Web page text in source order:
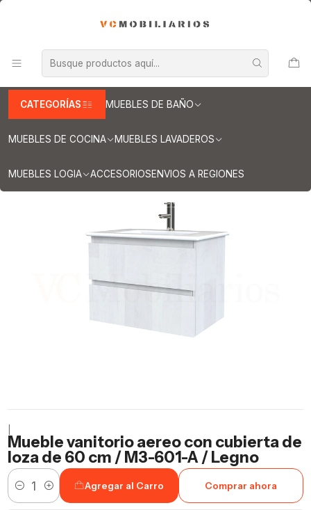
CATEGORÍAS MUEBLES DE BAÑO
MUEBLES DE COCINA MUEBLES LAVADEROS
MUEBLES LOGIA ACCESORIOSENVIOS A REGIONES
Muebles vanitorio aereo - simple
Mueble vanitorios aereo - simple de loza
Muebles vanitorios aereo simple de loza / 60 cm
Mueble vanitorio aereo con cubierta de loza de 60 cm / M3-601-A
Mueble vanitorio aereo con cubierta de
loza de 60 cm / M3-601-A / Legno
Cantidad
Agregar al Carro Comprar ahora